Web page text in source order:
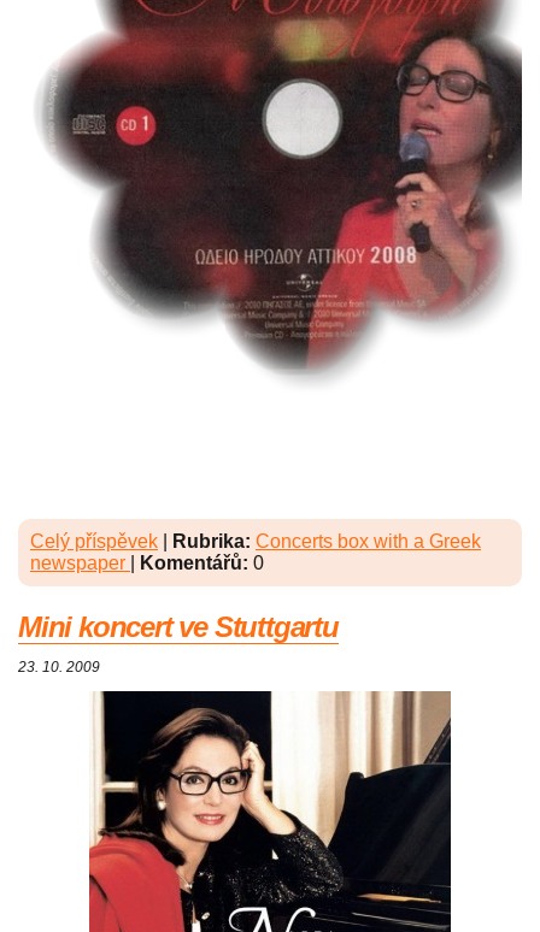
Celý příspěvek Rubrika: Concerts box with a Greek
newspaper
Komentářů: 0
Mini koncert ve Stuttgartu
23. 10. 2009